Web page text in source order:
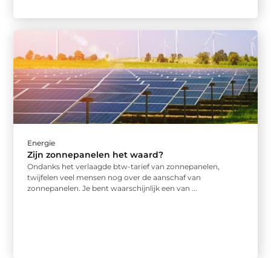
Energie
Zijn zonnepanelen het waard?
Ondanks het verlaagde btw-tarief van zonnepanelen,
twijfelen veel mensen nog over de aanschaf van
zonnepanelen. Je bent waarschijnlijk een van ...